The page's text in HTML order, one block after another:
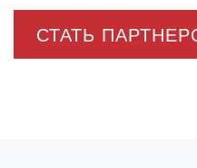
СТАТЬ